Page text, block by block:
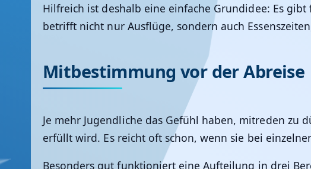
Hilfreich ist deshalb eine einfache Grundidee: Es
betrifft nicht nur Ausflüge, sondern auch
Mitbestimmung vor der Abreise
Je mehr Jugendliche das Gefühl haben, mitreden zu
erfüllt wird. Es reicht oft schon, wenn sie bei
Besonders gut funktioniert eine Aufteilung in drei